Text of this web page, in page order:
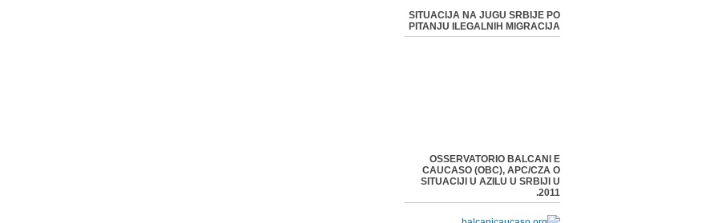
SITUACIJA NA JUGU SRBIJE PO
PITANJU ILEGALNIH MIGRACIJA
OSSERVATORIO BALCANI E
CAUCASO (OBC), APC/CZA O
SITUACIJI U AZILU U SRBIJI U
2011.